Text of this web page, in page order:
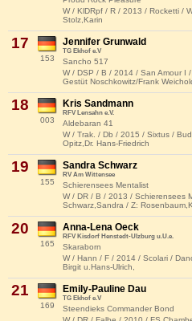
W / KlDRpf / R / 2013 / Rocketti /
Stolz,Karin
17
153
Jennifer Grunwald
TG Ekhof e.V
Sancho 517
W / DSP / B / 2014 / San Amour I
Gestüt Noschkowitz/Frank
18
003
Kris Sandmann
RFV Lensahn e.V.
Aldebaran 41
W / Trak. / Db / 2015 / Sixtus /
Opitz,Dr. Hans-Friedrich
19
155
Sandra Schwarz
RV Am Wittensee
Schierensees Mentalist
W / DR / B / 2013 / Schierensees
Schwarz,Sandra / Z:
20
165
Anna-Lena Oeck
RFV Kisdorf Henstedt-Ulzburg u.U.e.
Skaraborn
W / Hann / F / 2014 / Scolari /
Birgit u.Hans-Ulrich,
21
169
Emily-Pauline Dau
TG Ekhof e.V
Steendieks Commander Bond